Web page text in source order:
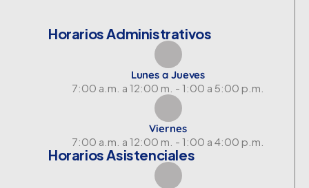
Horarios Administrativos
Lunes a Jueves
7:00 a.m. a 12:00 m. - 1:00 a 5:00 p.m.
Viernes
7:00 a.m. a 12:00 m. - 1:00 a 4:00 p.m.
Horarios Asistenciales